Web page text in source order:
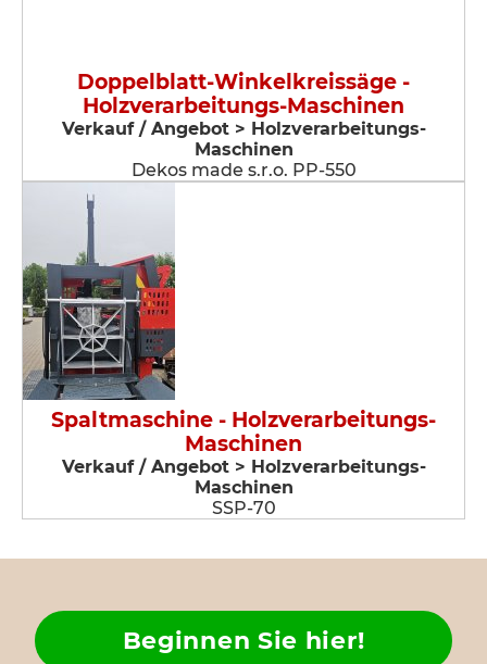
Doppelblatt-Winkelkreissäge -
Holzverarbeitungs-Maschinen
Verkauf / Angebot > Holzverarbeitungs-
Maschinen
Dekos made s.r.o. PP-550
Spaltmaschine - Holzverarbeitungs-
Maschinen
Verkauf / Angebot > Holzverarbeitungs-
Maschinen
SSP-70
Beginnen Sie hier!